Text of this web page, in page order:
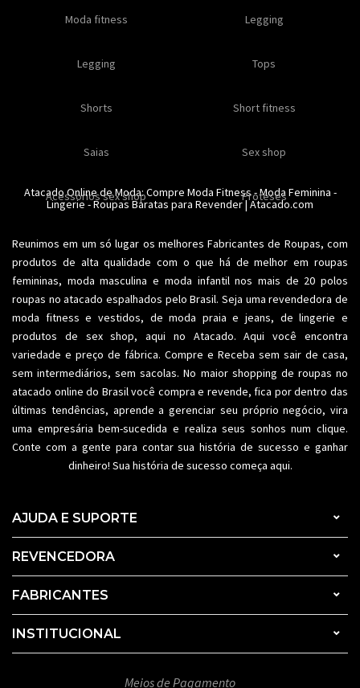
Especial natal Toda loja
Feminino Moda feminina
Moda feminina Moda íntima
Moda fitness Moda praia
Plus size Acessórios femininos
Masculino Moda masculino
Moda masculina Moda intima masculina
Acessórios masculinos Moda íntima
Calcinhas Soutiens
Conjuntos Modeladores
Moda fitness Legging
Legging Tops
Shorts Short fitness
Saias Sex shop
Acessorios sex shop Proteses
Oleos e cremes Comestiveis
Kits Lançamentos
Ofertas Roupas para revender
Atacado Online de Moda: Compre Moda Fitness-Moda Feminina -
Lingerie-Roupas Baratas para Revender| Atacado.com
Reunimos em um só lugar os melhoresFabricantes de Roupas, com
produtos de alta qualidade com o que há de melhor em roupas
femininas, moda masculina e moda infantil nos mais de 20 polos
roupas no atacado espalhados pelo Brasil. Seja uma revendedora de
moda fitness e vestidos, de moda praia e jeans, de lingerie e
produtos de sex shop, aqui no Atacado. Aqui você encontra
variedade e preço de fábrica. Compre e Receba sem sair de casa,
sem intermediários, sem sacolas. No maior shopping de roupas no
atacado online do Brasil você compra e revende, fica por dentro das
últimas tendências, aprende a gerenciar seu próprio negócio, vira
uma empresária bem-sucedida e realiza seus sonhos num clique.
Conte com a gente para contar sua história de sucesso e ganhar
dinheiro! Sua história de sucesso começa aqui.
AJUDA E SUPORTE
REVENCEDORA
FABRICANTES
INSTITUCIONAL
Meios de Pagamento